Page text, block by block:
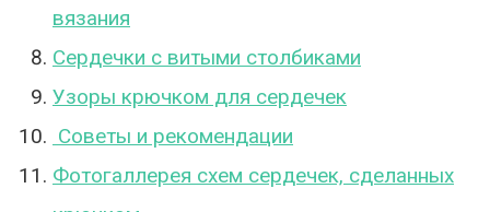
вязания
Сердечки с витыми столбиками
Узоры крючком для сердечек
Советы и рекомендации
Фотогаллерея схем сердечек, сделанных